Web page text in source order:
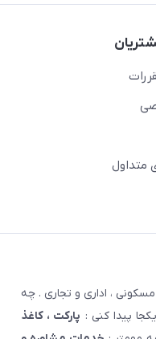
، اداری و تجاری . چه
پیدا کنی : پارکت ، کاغذ